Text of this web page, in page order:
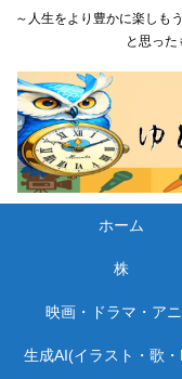
～人生をより豊かに楽しも
と思った
ホーム
株
映画・ドラマ・ア
生成AI(イラスト・歌